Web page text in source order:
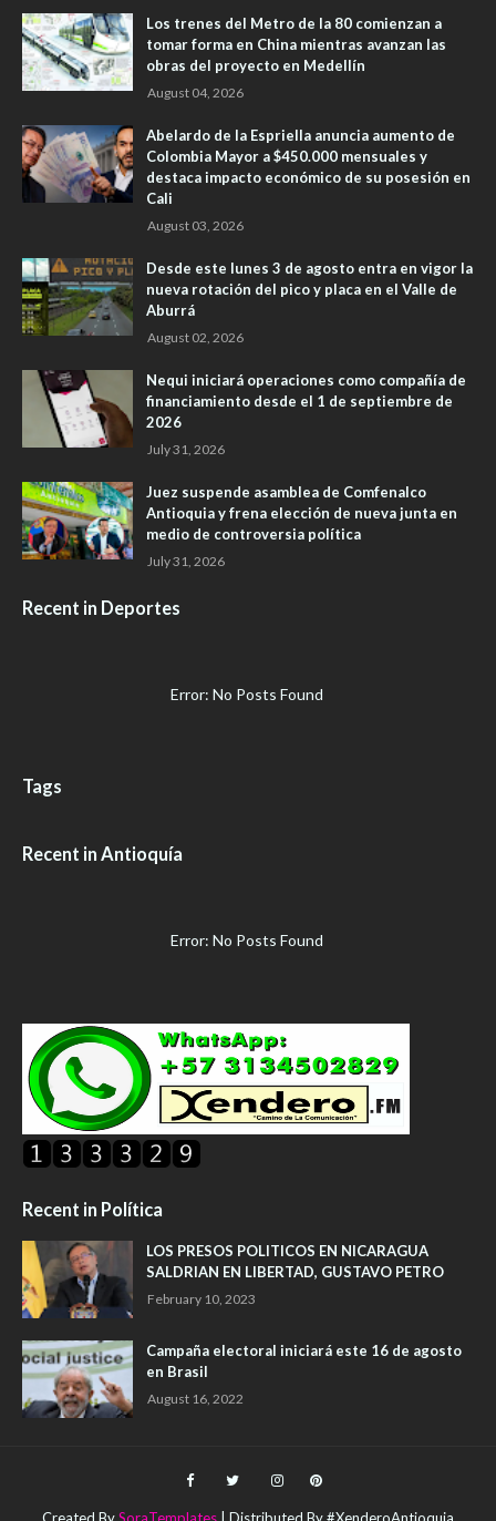
Los trenes del Metro de la 80 comienzan a
tomar forma en China mientras avanzan las
obras del proyecto en Medellín
August 04, 2026
Abelardo de la Espriella anuncia aumento de
Colombia Mayor a $450.000 mensuales y
destaca impacto económico de su posesión en
Cali
August 03, 2026
Desde este lunes 3 de agosto entra en vigor la
nueva rotación del pico y placa en el Valle de
Aburrá
August 02, 2026
Nequi iniciará operaciones como compañía de
financiamiento desde el 1 de septiembre de
2026
July 31, 2026
Juez suspende asamblea de Comfenalco
Antioquia y frena elección de nueva junta en
medio de controversia política
July 31, 2026
Recent in Deportes
Error: No Posts Found
Tags
Recent in Antioquía
Error: No Posts Found
Recent in Política
LOS PRESOS POLITICOS EN NICARAGUA
SALDRIAN EN LIBERTAD, GUSTAVO PETRO
February 10, 2023
Campaña electoral iniciará este 16 de agosto
en Brasil
August 16, 2022